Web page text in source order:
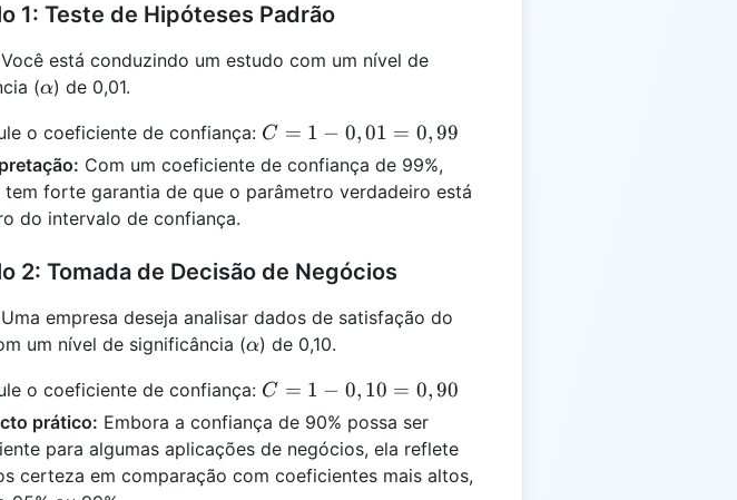
1: Teste de Hipóteses Padrão
Você está conduzindo um estudo com um nível de
(\alpha
α) de 0,01.
o coeficiente de confiança: C =
1 -
0,01
C = 1 − 0,01 = 0,99
Com um coeficiente de confiança de 99%,
tem forte garantia de que o parâmetro verdadeiro está
do intervalo de confiança.
2: Tomada de Decisão de Negócios
Uma empresa deseja analisar dados de satisfação do
um nível de significância (\alpha
α) de 0,10.
o coeficiente de confiança: C =
1 -
0,10
0,90
C = 1 − 0, 10 = 0,90
prático: Embora a confiança de 90% possa ser
para algumas aplicações de negócios, ela reflete
certeza em comparação com coeficientes mais altos,